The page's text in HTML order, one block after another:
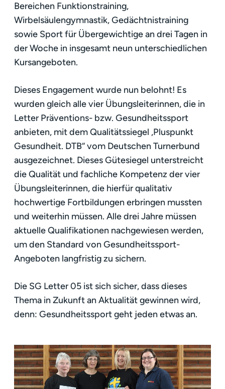
Bereichen Funktionstraining,
Wirbelsäulengymnastik, Gedächtnistraining
sowie Sport für Übergewichtige an drei Tagen in
der Woche in insgesamt neun unterschiedlichen
Kursangeboten.
Dieses Engagement wurde nun belohnt! Es
wurden gleich alle vier Übungsleiterinnen, die in
Letter Präventions- bzw. Gesundheitssport
anbieten, mit dem Qualitätssiegel „Pluspunkt
Gesundheit. DTB“ vom Deutschen Turnerbund
ausgezeichnet. Dieses Gütesiegel unterstreicht
die Qualität und fachliche Kompetenz der vier
Übungsleiterinnen, die hierfür qualitativ
hochwertige Fortbildungen erbringen mussten
und weiterhin müssen. Alle drei Jahre müssen
aktuelle Qualifikationen nachgewiesen werden,
um den Standard von Gesundheitssport-
Angeboten langfristig zu sichern.
Die SG Letter 05 ist sich sicher, dass dieses
Thema in Zukunft an Aktualität gewinnen wird,
denn: Gesundheitssport geht jeden etwas an.